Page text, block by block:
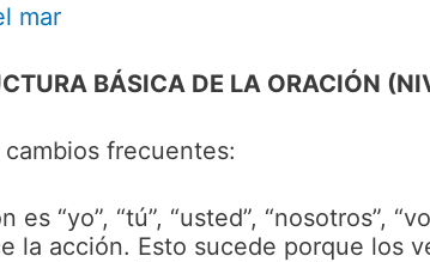
mar
BÁSICA DE LA ORACIÓN
frecuentes:
“yo”, “tú”, “usted”, “nosotros”,
la acción. Esto sucede porque los